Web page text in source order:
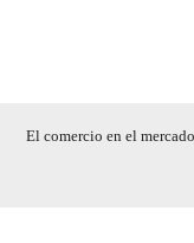
El comercio en el